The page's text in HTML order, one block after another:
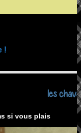
!
les chaval
si vous plais